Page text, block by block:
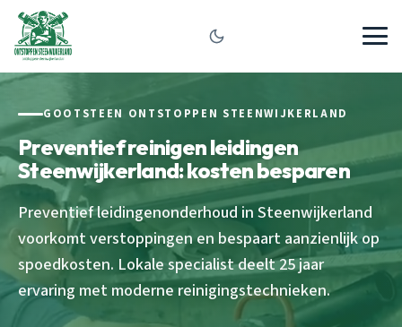
GOOTSTEEN ONTSTOPPEN STEENWIJKERLAND
Preventief reinigen leidingen
Steenwijkerland: kosten besparen
Preventief leidingenonderhoud in Steenwijkerland
voorkomt verstoppingen en bespaart aanzienlijk op
spoedkosten. Lokale specialist deelt 25 jaar
ervaring met moderne reinigingstechnieken.